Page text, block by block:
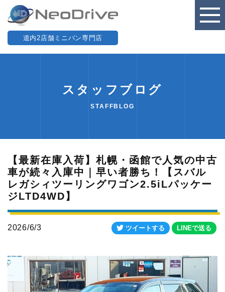
道内2店舗ミニバン専門店
スタッフブログ
STAFFBLOG
【最新在庫入荷】札幌・函館で人気の中古
車が続々入庫中｜早い者勝ち！【スバル
レガシィツーリングワゴン2.5iLパッケー
ジLTD4WD】
2026/6/3 ツイートする LINEで送る